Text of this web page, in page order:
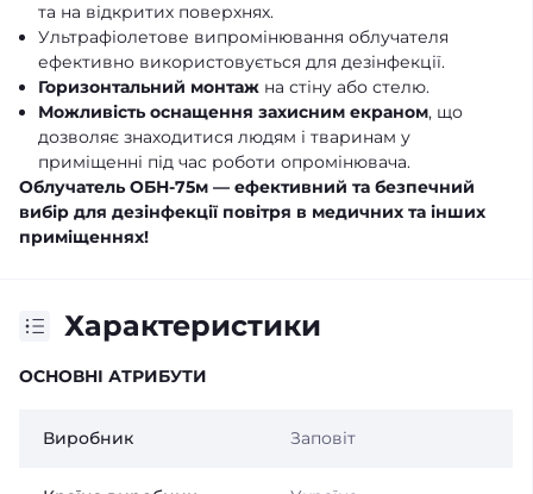
та на відкритих поверхнях.
Ультрафіолетове випромінювання облучателя
ефективно використовується для дезінфекції.
Горизонтальний монтаж на стіну або стелю.
Можливість оснащення захисним екраном, що
дозволяє знаходитися людям і тваринам у
приміщенні під час роботи опромінювача.
Облучатель ОБН-75м — ефективний та безпечний
вибір для дезінфекції повітря в медичних та інших
приміщеннях!
Характеристики
ОСНОВНІ АТРИБУТИ
Виробник Заповіт